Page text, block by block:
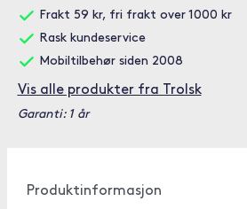
Frakt 59 kr, fri frakt over 1000 kr
Rask kundeservice
Mobiltilbehør siden 2008
Vis alle produkter fra Trolsk
Garanti: 1 år
Produktinformasjon